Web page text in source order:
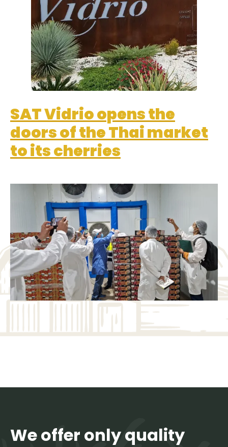
SAT Vidrio opens the
doors of the Thai market
to its cherries
We offer only quality